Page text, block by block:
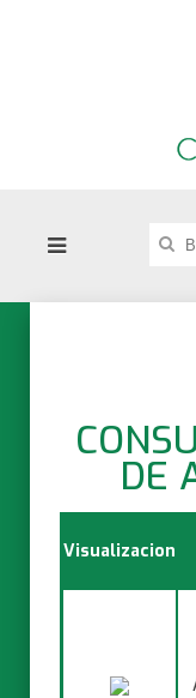
DE
Visualizacion